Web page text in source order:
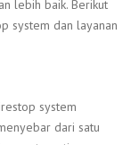
lebih baik. Berikut
system dan layanan
system
dari satu